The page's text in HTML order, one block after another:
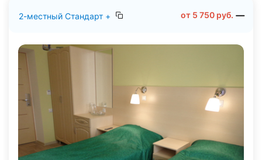
2-местный Стандарт + от 5 750 руб.